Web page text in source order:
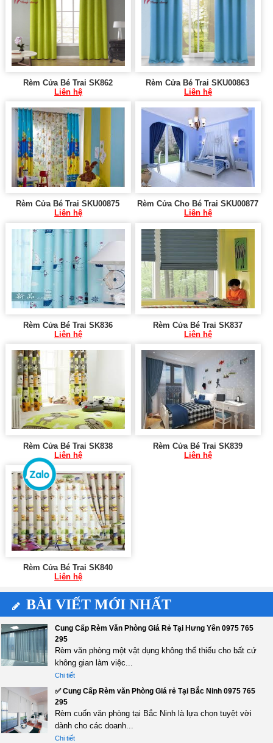
Rèm Cửa Bé Trai SK862
Liên hệ
Rèm Cửa Bé Trai SKU00863
Liên hệ
Rèm Cửa Bé Trai SKU00875
Liên hệ
Rèm Cửa Cho Bé Trai SKU00877
Liên hệ
Rèm Cửa Bé Trai SK836
Liên hệ
Rèm Cửa Bé Trai SK837
Liên hệ
Rèm Cửa Bé Trai SK838
Liên hệ
Rèm Cửa Bé Trai SK839
Liên hệ
Rèm Cửa Bé Trai SK840
Liên hệ
BÀI VIẾT MỚI NHẤT
Cung Cấp Rèm Văn Phòng Giá Rẻ Tại Hưng Yên 0975 765
295
Rèm văn phòng một vật dụng không thể thiếu cho bất cứ
không gian làm việc...
Chi tiết
✅ Cung Cấp Rèm văn Phòng Giá rẻ Tại Bắc Ninh 0975 765
295
Rèm cuốn văn phòng tại Bắc Ninh là lựa chọn tuyệt vời
dành cho các doanh...
Chi tiết